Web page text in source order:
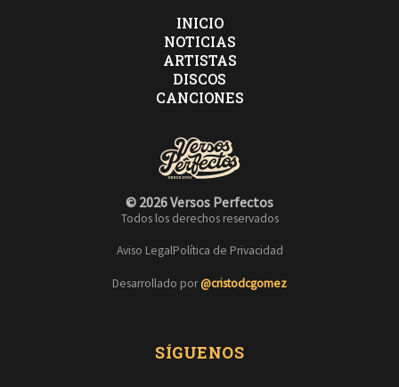
INICIO
NOTICIAS
ARTISTAS
DISCOS
CANCIONES
© 2026 Versos Perfectos
Todos los derechos reservados
Aviso LegalPolítica de Privacidad
Desarrollado por@cristodcgomez
SÍGUENOS